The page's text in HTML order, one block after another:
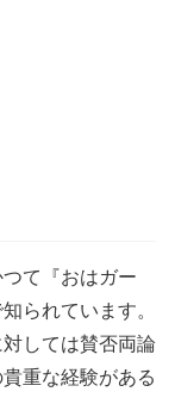
て『おはガー
られています。
しては賛否両論
重な経験がある